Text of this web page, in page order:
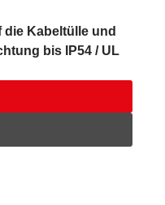
Kabeltülle und
bis IP54 / UL